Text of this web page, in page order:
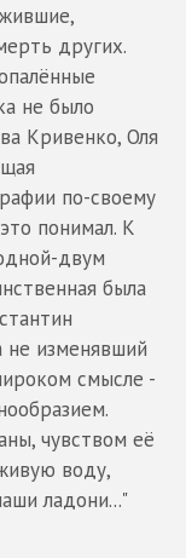
других.
не было
Кривенко, Оля
по-своему
понимал. К
двум
была
не изменявший
смысле -
чувством её
воду,
ладони..."